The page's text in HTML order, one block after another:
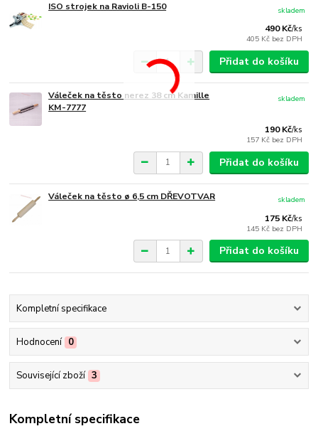
ISO strojek na Ravioli B-150
490 Kč/ks
405 Kč bez DPH
skladem
Přidat do košíku
Váleček na těsto nerez 38 cm Kamille
KM-7777
190 Kč/ks
157 Kč bez DPH
skladem
Přidat do košíku
Váleček na těsto ø 6,5 cm DŘEVOTVAR
175 Kč/ks
145 Kč bez DPH
skladem
Přidat do košíku
Kompletní specifikace
Hodnocení 0
Související zboží 3
Kompletní specifikace